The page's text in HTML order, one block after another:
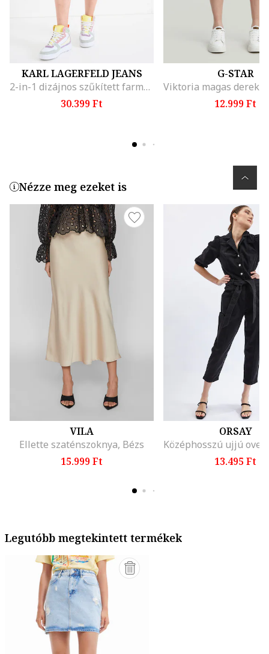
KARL LAGERFELD JEANS
2-in-1 dizájnos szűkített farmer miniszoknya, Kék
30.399 Ft
G-STAR
12.999 Ft
Nézze meg ezeket is
VILA
Ellette szaténszoknya, Bézs
15.999 Ft
ORSAY
13.495 Ft
Legutóbb megtekintett termékek